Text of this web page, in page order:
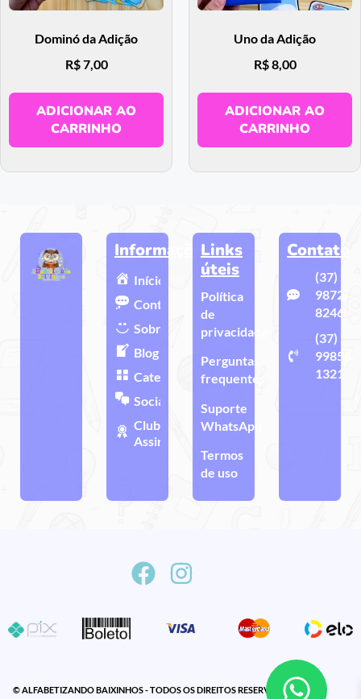
Dominó da Adição
R$7,00
ADICIONAR AO
CARRINHO
Uno da Adição
R$8,00
ADICIONAR AO
CARRINHO
Informações
Início
Contato
Sobre
Blog
Categorias
Sociais
Clube de
Assinatura
Links
úteis
Política
de
privacidade
Perguntas
frequentes
Suporte
WhatsApp
Termos
de uso
Contato
(37)
9872-
8246
(37)
99858-
1321
© ALFABETIZANDO BAIXINHOS - TODOS OS DIREITOS RESERVADOS